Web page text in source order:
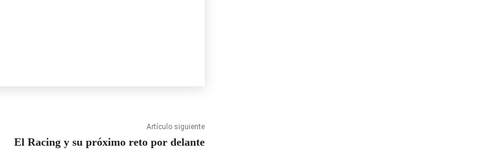
Artículo siguiente
El Racing y su próximo reto por delante